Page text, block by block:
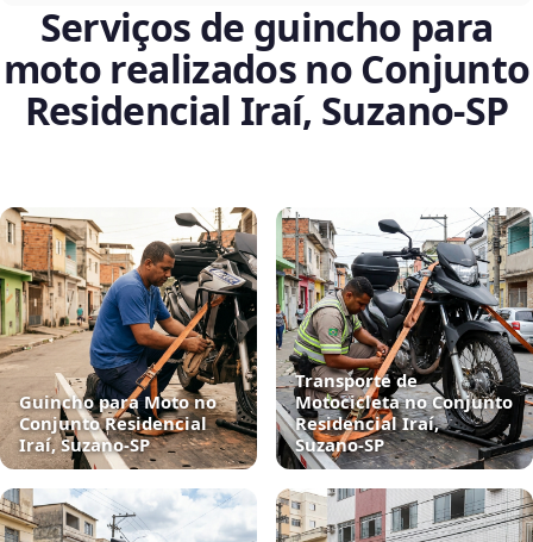
Serviços de guincho para
moto realizados no Conjunto
Residencial Iraí, Suzano‑SP
Guincho para Moto no
Conjunto Residencial
Iraí, Suzano‑SP
Transporte de
Motocicleta no Conjunto
Residencial Iraí,
Suzano‑SP